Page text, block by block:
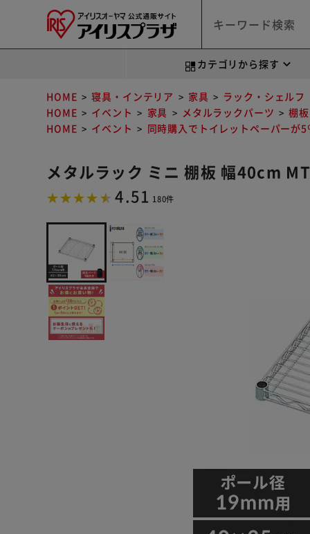
カテゴリから探す
HOME 寝具・インテリア 家具
ラック・シェルフ
HOME
イベント 家具 メタルラックパーツ
棚
HOME
イベント 同時購入でトイレットペーパーが
メタルラック ミニ 棚板 幅40cm
4.51 180件